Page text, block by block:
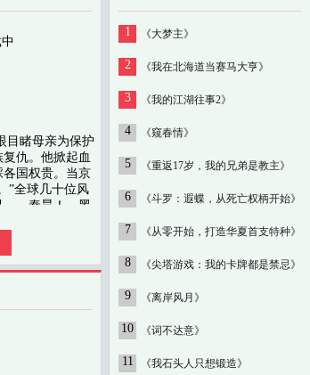
目睹母亲为保护
仇。他掀起血
国权贵。当京
”全球几十位风
……秦昊！ --黑
1 《大梦主》
2 《我在北海道当赛马大亨》
3 《我的江湖往事2》
4 《窥春情》
5 《重返17岁，我的兄弟是教主》
6 《斗罗：遐蝶，从死亡权柄开始》
7 《从零开始，打造华夏首支特种》
8 《尖塔游戏：我的卡牌都是禁忌》
9 《离岸风月》
10 《词不达意》
11 《我石头人只想锻造》